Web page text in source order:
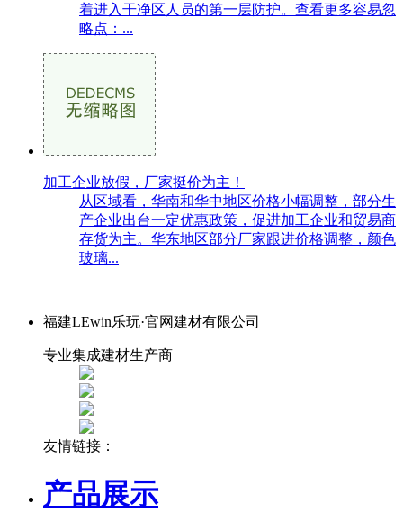
着进入干净区人员的第一层防护。查看更多容易忽
略点：...
加工企业放假，厂家挺价为主！
从区域看，华南和华中地区价格小幅调整，部分生
产企业出台一定优惠政策，促进加工企业和贸易商
存货为主。华东地区部分厂家跟进价格调整，颜色
玻璃...
福建LEwin乐玩·官网建材有限公司
专业集成建材生产商
友情链接：
产品展示